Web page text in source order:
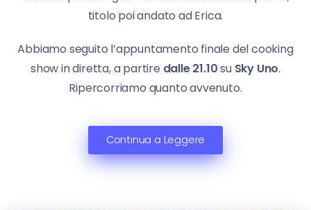
titolo poi andato ad Erica.
Abbiamo seguito l’appuntamento finale del cooking
show in diretta, a partire dalle 21.10su Sky Uno.
Ripercorriamo quanto avvenuto.
Continua a Leggere